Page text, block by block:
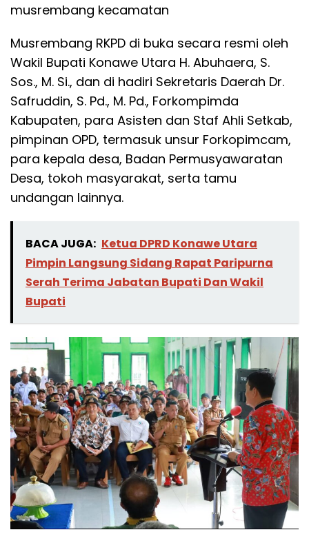
musrembang kecamatan
Musrembang RKPD di buka secara resmi oleh
Wakil Bupati Konawe Utara H. Abuhaera, S.
Sos., M. Si., dan di hadiri Sekretaris Daerah Dr.
Safruddin, S. Pd., M. Pd., Forkompimda
Kabupaten, para Asisten dan Staf Ahli Setkab,
pimpinan OPD, termasuk unsur Forkopimcam,
para kepala desa, Badan Permusyawaratan
Desa, tokoh masyarakat, serta tamu
undangan lainnya.
BACA JUGA: Ketua DPRD Konawe Utara
Pimpin Langsung Sidang Rapat Paripurna
Serah Terima Jabatan Bupati Dan Wakil
Bupati